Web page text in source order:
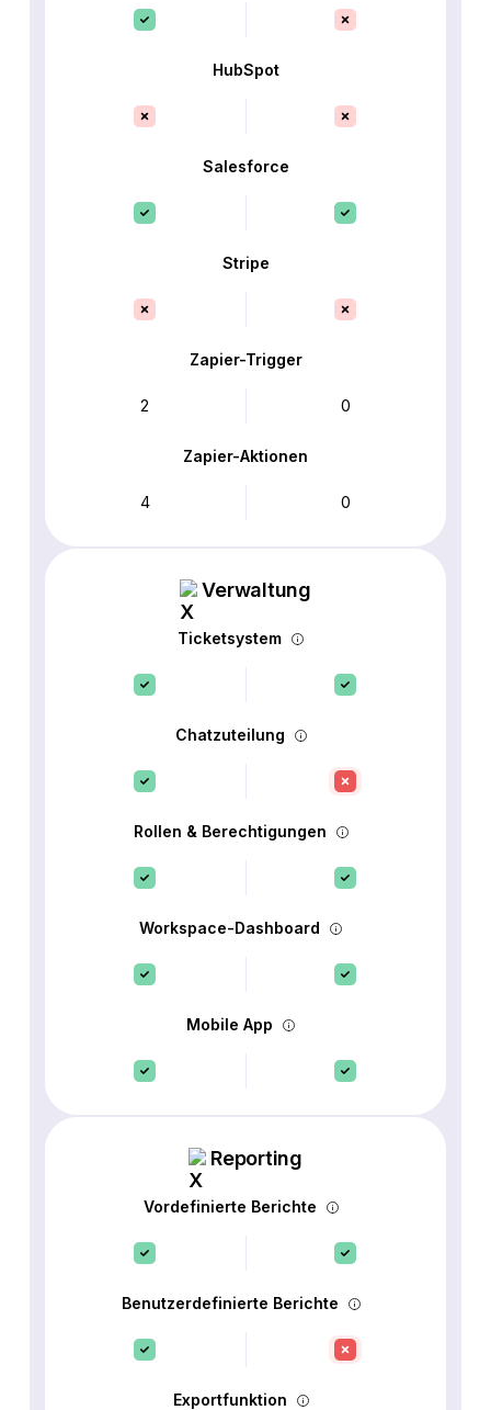
HubSpot
Salesforce
Stripe
Zapier-Trigger
2 0
Zapier-Aktionen
4 0
Verwaltung
Ticketsystem
Chatzuteilung
Rollen & Berechtigungen
Workspace-Dashboard
Mobile App
Reporting
Vordefinierte Berichte
Benutzerdefinierte Berichte
Exportfunktion